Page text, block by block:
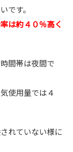
です。
は約４０％高く
間帯は夜間で
使用量では４
れていない様に